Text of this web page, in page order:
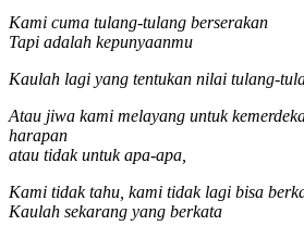
Kami cuma tulang-tulang berserakan
Tapi adalah kepunyaanmu
Kaulah lagi yang tentukan nilai tulang-
Atau jiwa kami melayang untuk
harapan
atau tidak untuk apa-apa,
Kami tidak tahu, kami tidak lagi bisa
Kaulah sekarang yang berkata